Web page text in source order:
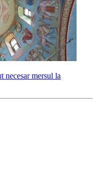
necesar mersul la